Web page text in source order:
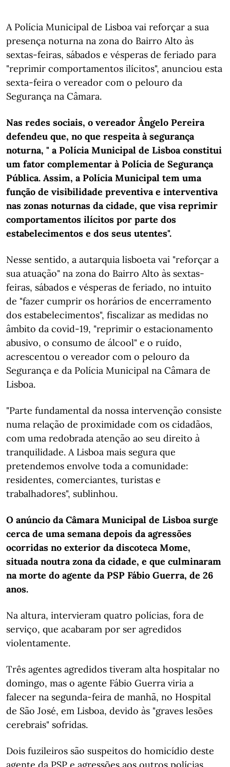
A Polícia Municipal de Lisboa vai reforçar a sua
presença noturna na zona do Bairro Alto às
sextas-feiras, sábados e vésperas de feriado para
"reprimir comportamentos ilícitos", anunciou esta
sexta-feira o vereador com o pelouro da
Segurança na Câmara.
Nas redes sociais, o vereador Ângelo Pereira
defendeu que, no que respeita à segurança
noturna, " a Polícia Municipal de Lisboa constitui
um fator complementar à Polícia de Segurança
Pública. Assim, a Polícia Municipal tem uma
função de visibilidade preventiva e interventiva
nas zonas noturnas da cidade, que visa reprimir
comportamentos ilícitos por parte dos
estabelecimentos e dos seus utentes".
Nesse sentido, a autarquia lisboeta vai "reforçar a
sua atuação" na zona do Bairro Alto às sextas-
feiras, sábados e vésperas de feriado, no intuito
de "fazer cumprir os horários de encerramento
dos estabelecimentos", fiscalizar as medidas no
âmbito da covid-19, "reprimir o estacionamento
abusivo, o consumo de álcool" e o ruído,
acrescentou o vereador com o pelouro da
Segurança e da Polícia Municipal na Câmara de
Lisboa.
"Parte fundamental da nossa intervenção consiste
numa relação de proximidade com os cidadãos,
com uma redobrada atenção ao seu direito à
tranquilidade. A Lisboa mais segura que
pretendemos envolve toda a comunidade:
residentes, comerciantes, turistas e
trabalhadores", sublinhou.
O anúncio da Câmara Municipal de Lisboa surge
cerca de uma semana depois da agressões
ocorridas no exterior da discoteca Mome,
situada noutra zona da cidade, e que culminaram
na morte do agente da PSP Fábio Guerra, de 26
anos.
Na altura, intervieram quatro polícias, fora de
serviço, que acabaram por ser agredidos
violentamente.
Três agentes agredidos tiveram alta hospitalar no
domingo, mas o agente Fábio Guerra viria a
falecer na segunda-feira de manhã, no Hospital
de São José, em Lisboa, devido às "graves lesões
cerebrais" sofridas.
Dois fuzileiros são suspeitos do homicídio deste